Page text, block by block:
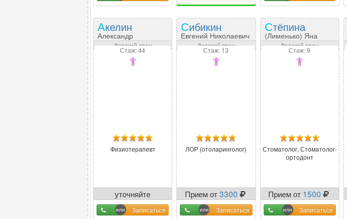
Акелин
Александр
Николаевич
Детский врач
Стаж: 44
Физиотерапевт
уточняйте
у оператора
Записаться
Сибикин
Евгений Николаевич
Детский врач
Стаж: 13
ЛОР (отоларинголог)
Прием от3300
Записаться
Стёпина
(Лименько) Яна
ЮрьевнаДетский врач
Стаж: 9
Стоматолог, Стоматолог-
ортодонт
Прием от 1500
Записаться